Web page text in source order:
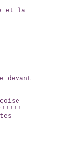
et la
devant